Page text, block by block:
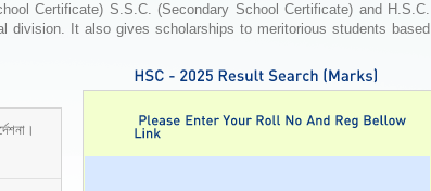
Certificate) S.S.C. (Secondary School Certificate) and H.S.C.
division. It also gives scholarships to meritorious students based